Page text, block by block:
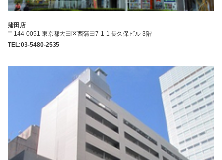
蒲田店
〒144-0051 東京都大田区西蒲田7-1-1 長久保ビル 3階
TEL:03-5480-2535